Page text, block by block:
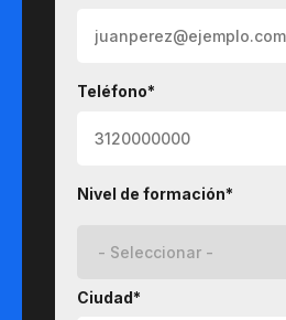
Teléfono*
Nivel de formación*
Ciudad*